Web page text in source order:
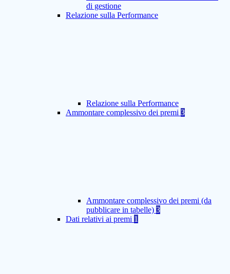
di gestione
Relazione sulla Performance
Relazione sulla Performance
Ammontare complessivo dei premi 3
Ammontare complessivo dei premi (da
pubblicare in tabelle) 3
Dati relativi ai premi 1